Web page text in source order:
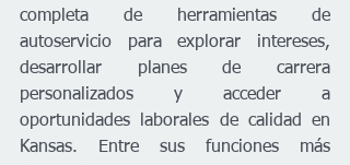
completa de herramientas de
autoservicio para explorar intereses,
desarrollar planes de carrera
personalizados y acceder a
oportunidades laborales de calidad en
Kansas. Entre sus funciones más